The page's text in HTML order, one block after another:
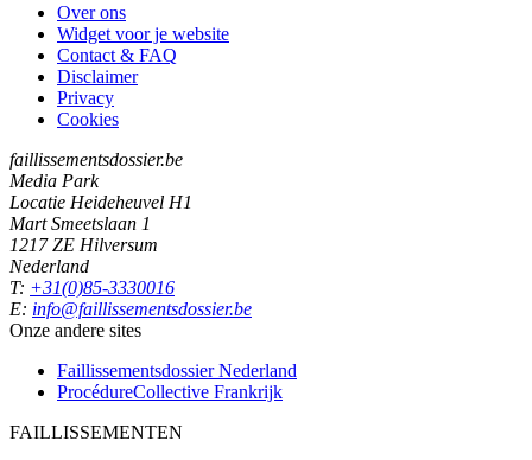
Over ons
Widget voor je website
Contact & FAQ
Disclaimer
Privacy
Cookies
faillissementsdossier.be
Media Park
Locatie Heideheuvel H1
Mart Smeetslaan 1
1217 ZE Hilversum
Nederland
T: +31(0)85-3330016
E: info@faillissementsdossier.be
Onze andere sites
Faillissementsdossier Nederland
ProcédureCollective Frankrijk
FAILLISSEMENTEN